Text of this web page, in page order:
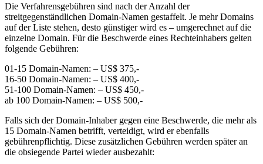
Die Verfahrensgebühren sind nach der Anzahl der
streitgegenständlichen Domain-Namen gestaffelt. Je mehr Domains
auf der Liste stehen, desto günstiger wird es – umgerechnet auf die
einzelne Domain. Für die Beschwerde eines Rechteinhabers gelten
folgende Gebühren:
01-15 Domain-Namen: – US$ 375,-
16-50 Domain-Namen: – US$ 400,-
51-100 Domain-Namen: – US$ 450,-
ab 100 Domain-Namen: – US$ 500,-
Falls sich der Domain-Inhaber gegen eine Beschwerde, die mehr als
15 Domain-Namen betrifft, verteidigt, wird er ebenfalls
gebührenpflichtig. Diese zusätzlichen Gebühren werden später an
die obsiegende Partei wieder ausbezahlt: